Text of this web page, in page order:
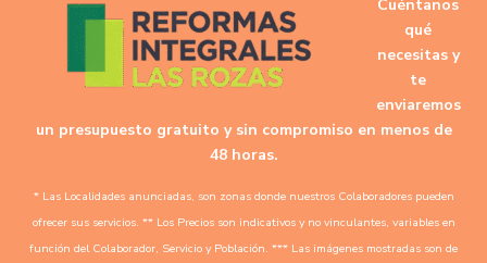
Cuéntanos
qué
necesitas y
te
enviaremos
un presupuesto gratuito y sin compromiso en menos de
48 horas.
* Las Localidades anunciadas, son zonas donde nuestros Colaboradores pueden
ofrecer sus servicios. ** Los Precios son indicativos y no vinculantes, variables en
función del Colaborador, Servicio y Población. *** Las imágenes mostradas son de